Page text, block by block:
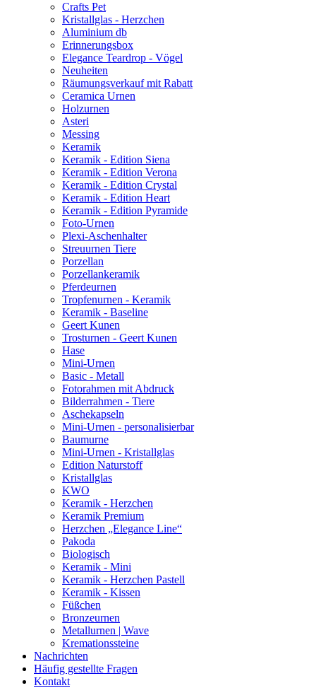
Crafts Pet
Kristallglas - Herzchen
Aluminium db
Erinnerungsbox
Elegance Teardrop - Vögel
Neuheiten
Räumungsverkauf mit Rabatt
Ceramica Urnen
Holzurnen
Asteri
Messing
Keramik
Keramik - Edition Siena
Keramik - Edition Verona
Keramik - Edition Crystal
Keramik - Edition Heart
Keramik - Edition Pyramide
Foto-Urnen
Plexi-Aschenhalter
Streuurnen Tiere
Porzellan
Porzellankeramik
Pferdeurnen
Tropfenurnen - Keramik
Keramik - Baseline
Geert Kunen
Trosturnen - Geert Kunen
Hase
Mini-Urnen
Basic - Metall
Fotorahmen mit Abdruck
Bilderrahmen - Tiere
Aschekapseln
Mini-Urnen - personalisierbar
Baumurne
Mini-Urnen - Kristallglas
Edition Naturstoff
Kristallglas
KWO
Keramik - Herzchen
Keramik Premium
Herzchen „Elegance Line“
Pakoda
Biologisch
Keramik - Mini
Keramik - Herzchen Pastell
Keramik - Kissen
Füßchen
Bronzeurnen
Metallurnen | Wave
Kremationssteine
Nachrichten
Häufig gestellte Fragen
Kontakt